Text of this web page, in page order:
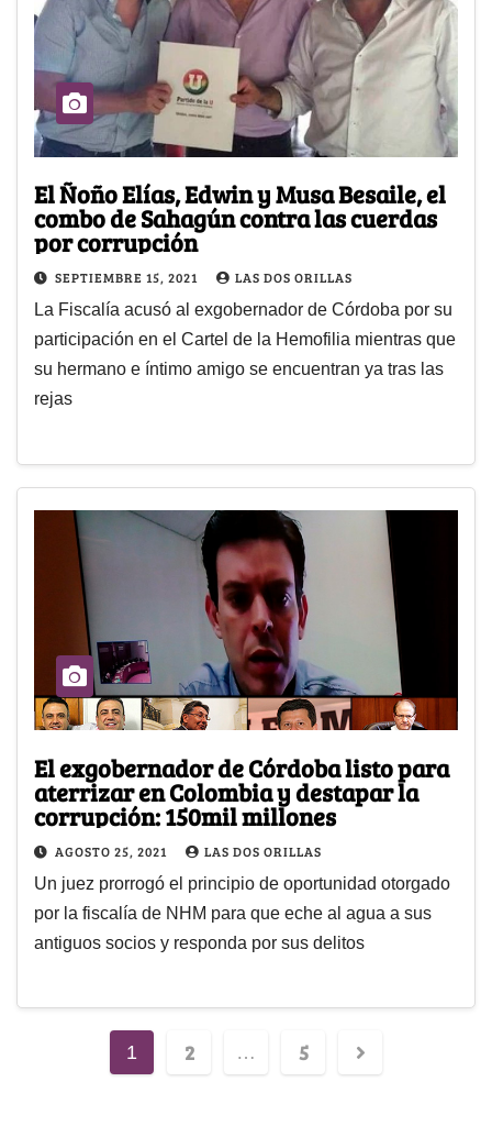
El Ñoño Elías, Edwin y Musa Besaile, el
combo de Sahagún contra las cuerdas
por corrupción
SEPTIEMBRE 15, 2021 LAS DOS ORILLAS
La Fiscalía acusó al exgobernador de Córdoba por su
participación en el Cartel de la Hemofilia mientras que
su hermano e íntimo amigo se encuentran ya tras las
rejas
El exgobernador de Córdoba listo para
aterrizar en Colombia y destapar la
corrupción: 150mil millones
AGOSTO 25, 2021 LAS DOS ORILLAS
Un juez prorrogó el principio de oportunidad otorgado
por la fiscalía de NHM para que eche al agua a sus
antiguos socios y responda por sus delitos
1 2 … 5